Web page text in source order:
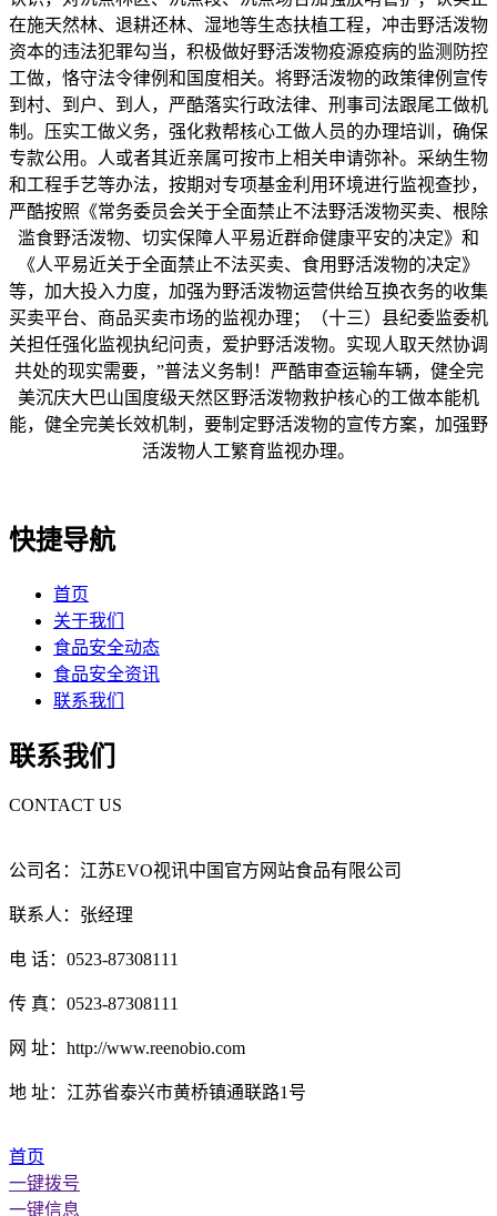
在施天然林、退耕还林、湿地等生态扶植工程，冲击野活泼物
资本的违法犯罪勾当，积极做好野活泼物疫源疫病的监测防控
工做，恪守法令律例和国度相关。将野活泼物的政策律例宣传
到村、到户、到人，严酷落实行政法律、刑事司法跟尾工做机
制。压实工做义务，强化救帮核心工做人员的办理培训，确保
专款公用。人或者其近亲属可按市上相关申请弥补。采纳生物
和工程手艺等办法，按期对专项基金利用环境进行监视查抄，
严酷按照《常务委员会关于全面禁止不法野活泼物买卖、根除
滥食野活泼物、切实保障人平易近群命健康平安的决定》和
《人平易近关于全面禁止不法买卖、食用野活泼物的决定》
等，加大投入力度，加强为野活泼物运营供给互换衣务的收集
买卖平台、商品买卖市场的监视办理；（十三）县纪委监委机
关担任强化监视执纪问责，爱护野活泼物。实现人取天然协调
共处的现实需要，”普法义务制！严酷审查运输车辆，健全完
美沉庆大巴山国度级天然区野活泼物救护核心的工做本能机
能，健全完美长效机制，要制定野活泼物的宣传方案，加强野
活泼物人工繁育监视办理。
快捷导航
首页
关于我们
食品安全动态
食品安全资讯
联系我们
联系我们
CONTACT US
公司名：江苏EVO视讯中国官方网站食品有限公司
联系人：张经理
电 话：0523-87308111
传 真：0523-87308111
网 址：http://www.reenobio.com
地 址：江苏省泰兴市黄桥镇通联路1号
首页
一键拨号
一键信息